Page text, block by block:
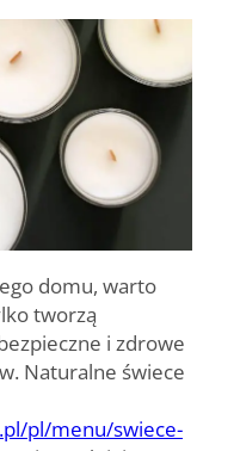
domu, warto
tworzą
i zdrowe
Naturalne świece
pl/menu/swiece-